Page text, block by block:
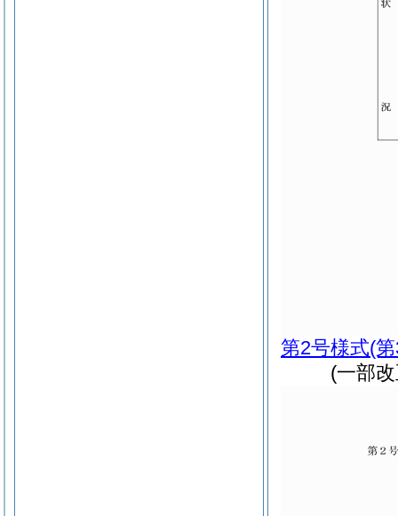
第2号様式(
(一部